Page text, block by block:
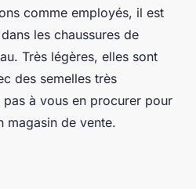
comme employés, il est
les chaussures de
Très légères, elles sont
des semelles très
pas à vous en procurer pour
magasin de vente.